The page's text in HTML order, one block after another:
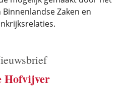
Zaken en
Hofvijver